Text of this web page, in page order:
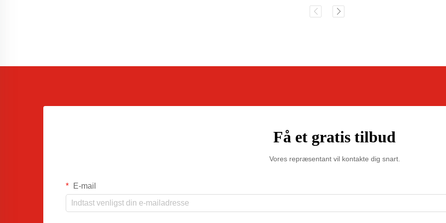
Få et gratis tilbud
Vores repræsentant vil kontakte dig snart.
E-mail